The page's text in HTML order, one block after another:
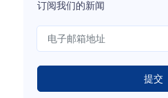
订阅我们的新闻
提交